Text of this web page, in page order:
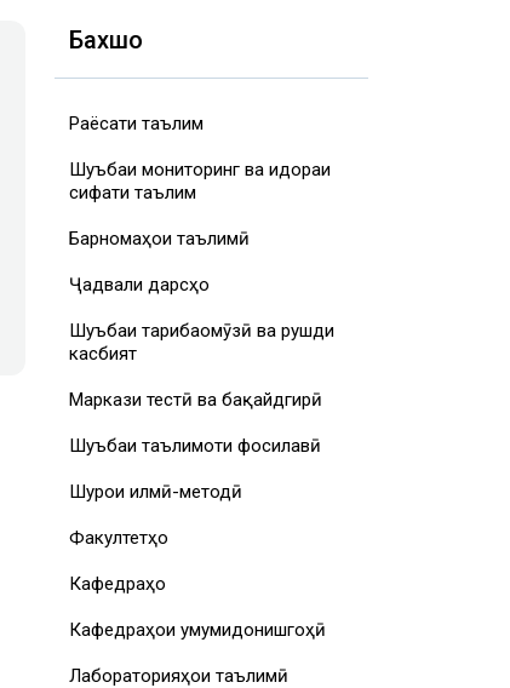
Бахшҳо
Раёсати таълим
Шуъбаи мониторинг ва идораи
сифати таълим
Барномаҳои таълимӣ
Ҷадвали дарсҳо
Шуъбаи таҷрибаомӯзӣ ва рушди
касбият
Маркази тестӣ ва бақайдгирӣ
Шуъбаи таълимоти фосилавӣ
Шурои илмӣ-методӣ
Факултетҳо
Кафедраҳо
Кафедраҳои умумидонишгоҳӣ
Лабораторияҳои таълимӣ